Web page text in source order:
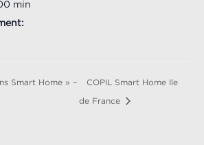
min
Smart Home » – COPIL Smart Home Ile
de France